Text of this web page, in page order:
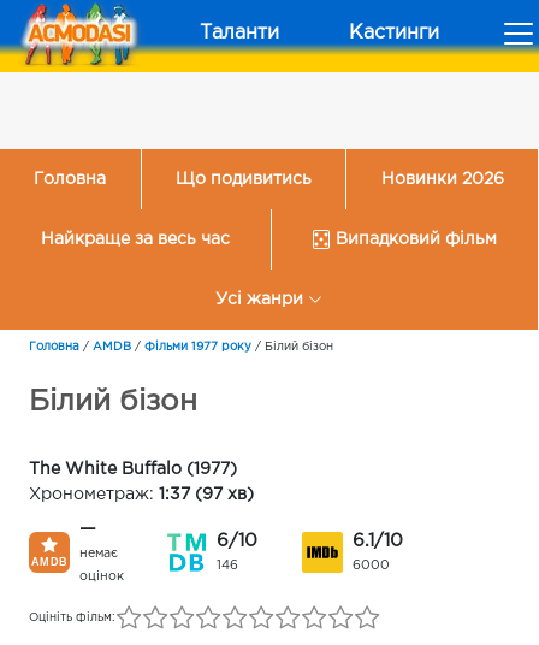
Таланти Кастинги
Головна Що подивитись Новинки 2026
Найкраще за весь час Випадковий фільм
Усі жанри
Головна / AMDB / Фільми 1977 року / Білий бізон
Білий бізон
The White Buffalo (1977)
Хронометраж: 1:37 (97 хв)
—
немає
оцінок
6/10
146
6.1/10
6000
Оцініть фільм: